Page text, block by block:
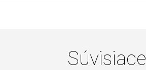
Súvisiace